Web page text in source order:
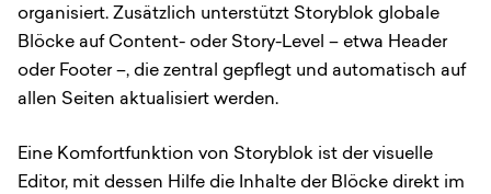
organisiert. Zusätzlich unterstützt Storyblok globale
Blöcke auf Content- oder Story-Level – etwa Header
oder Footer –, die zentral gepflegt und automatisch auf
allen Seiten aktualisiert werden.
Eine Komfortfunktion von Storyblok ist der visuelle
Editor, mit dessen Hilfe die Inhalte der Blöcke direkt im